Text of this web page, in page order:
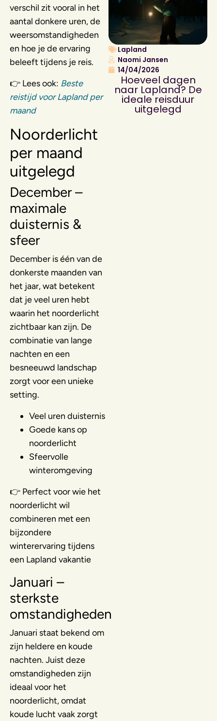
verschil zit vooral in het
aantal donkere uren, de
weersomstandigheden
en hoe je de ervaring
beleeft tijdens je reis.
👉 Lees ook: Beste
reistijd voor Lapland per
maand
Noorderlicht
per maand
uitgelegd
December –
maximale
duisternis &
sfeer
December is één van de
donkerste maanden van
het jaar, wat betekent
dat je veel uren hebt
waarin het noorderlicht
zichtbaar kan zijn. De
combinatie van lange
nachten en een
besneeuwd landschap
zorgt voor een unieke
setting.
Veel uren duisternis
Goede kans op
noorderlicht
Sfeervolle
winteromgeving
👉 Perfect voor wie het
noorderlicht wil
combineren met een
bijzondere
winterervaring tijdens
een Lapland vakantie
Januari –
sterkste
omstandigheden
Januari staat bekend om
zijn heldere en koude
nachten. Juist deze
omstandigheden zijn
ideaal voor het
noorderlicht, omdat
koude lucht vaak zorgt
Lapland
Naomi Jansen
14/04/2026
Hoeveel dagen
naar Lapland? De
ideale reisduur
uitgelegd